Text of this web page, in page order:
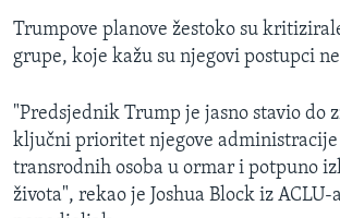
Trumpove planove žestoko su
grupe, koje kažu su njegovi postupci
"Predsjednik Trump je jasno stavio do
ključni prioritet njegove administracije
transrodnih osoba u ormar i potpuno
života", rekao je Joshua Block iz